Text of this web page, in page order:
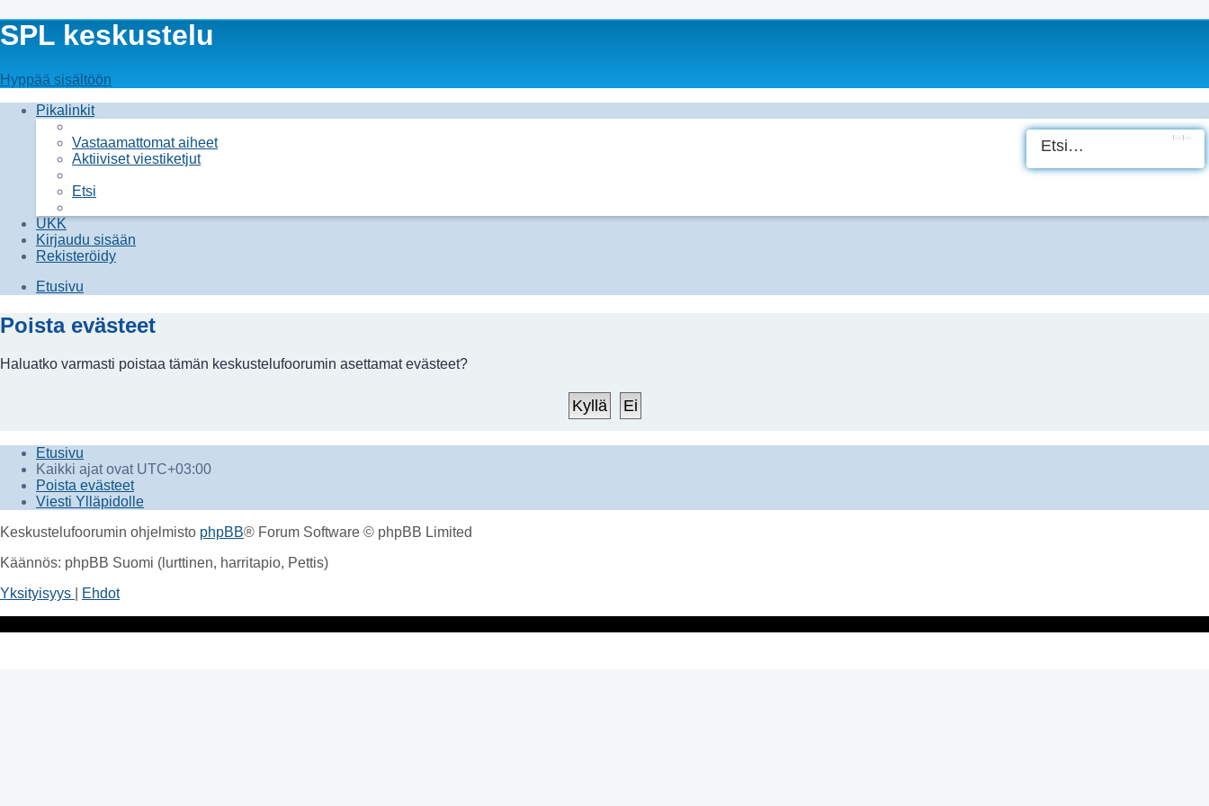
SPL keskustelu
Hyppää sisältöön
Etsi
Pikalinkit
Vastaamattomat aiheet
Aktiiviset viestiketjut
Etsi
UKK
Kirjaudu sisään
Rekisteröidy
Etusivu
Poista evästeet
Haluatko varmasti poistaa tämän keskustelufoorumin asettamat evästeet?
Etusivu
Kaikki ajat ovat UTC+03:00
Poista evästeet
Viesti Ylläpidolle
Keskustelufoorumin ohjelmisto phpBB® Forum Software © phpBB Limited
Käännös: phpBB Suomi (lurttinen, harritapio, Pettis)
Yksityisyys
Ehdot